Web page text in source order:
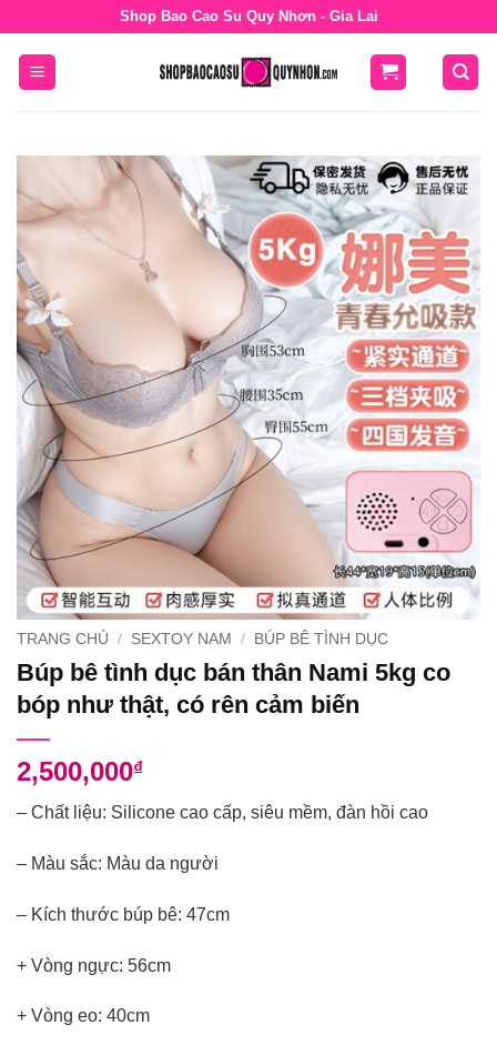
dung
Shop Bao Cao Su Quy Nhơn - Gia Lai
TRANG CHỦ / SEXTOY NAM / BÚP BÊ TÌNH DỤC
Búp bê tình dục bán thân Nami 5kg co
bóp như thật, có rên cảm biến
2,500,000₫
– Chất liệu: Silicone cao cấp, siêu mềm, đàn hồi cao
– Màu sắc: Màu da người
– Kích thước búp bê: 47cm
+ Vòng ngực: 56cm
+ Vòng eo: 40cm